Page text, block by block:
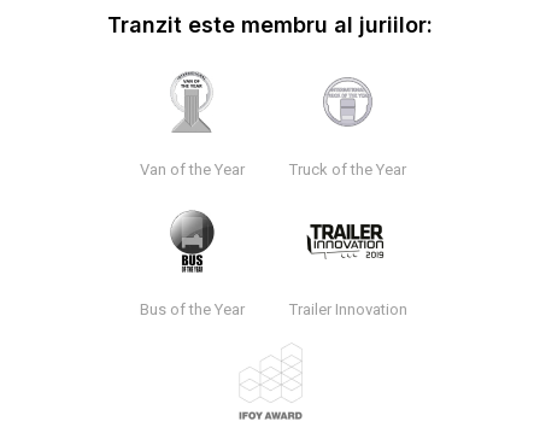
Tranzit este membru al juriilor:
Van of the Year Truck of the Year
Bus of the Year Trailer Innovation